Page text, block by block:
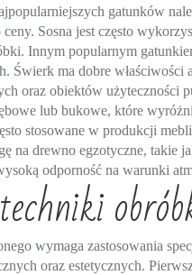
gatunków
ceny. Sosna jest często
Innym popularnym
Świerk ma dobre
oraz obiektów użyteczności
lub bukowe, które
stosowane w produkcji
na drewno egzotyczne, takie
odporność na warunki
wymaga zastosowania
oraz estetycznych.